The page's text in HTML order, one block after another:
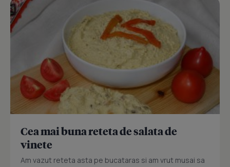
Cea mai buna reteta de salata de
vinete
Am vazut reteta asta pe bucataras si am vrut musai sa